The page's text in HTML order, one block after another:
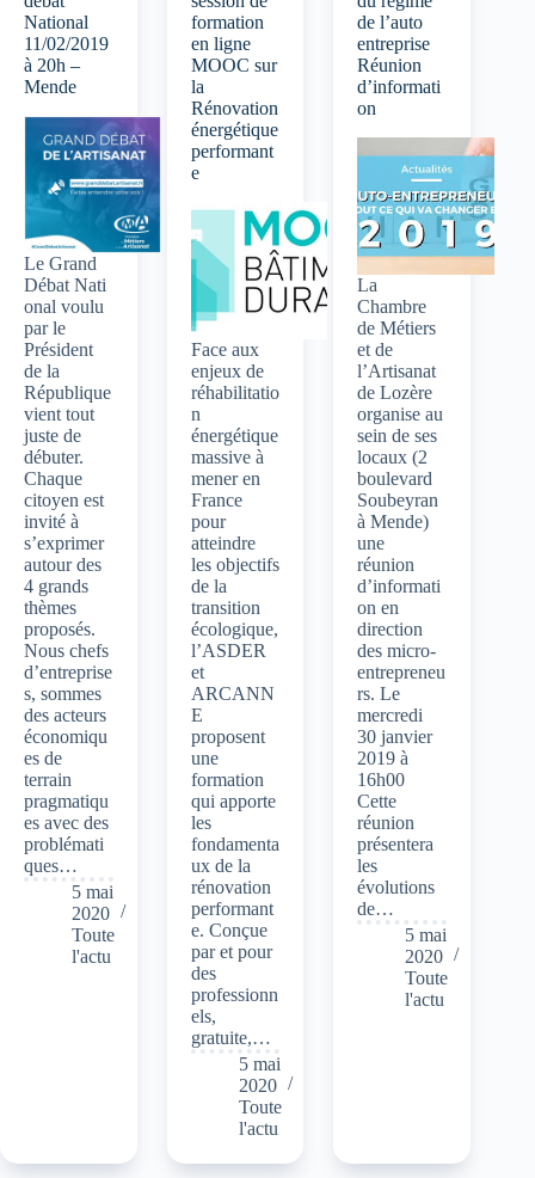
National
11/02/2019
à 20h –
Mende
Le Grand
Débat Nati
onal voulu
par le
Président
de la
République
vient tout
juste de
débuter.
Chaque
citoyen est
invité à
s’exprimer
autour des
4 grands
thèmes
proposés.
Nous chefs
d’entreprise
s, sommes
des acteurs
économiqu
es de
terrain
pragmatiqu
es avec des
problémati
ques…
5 mai
2020
Toute
l'actu
formation
en ligne
MOOC sur
la
Rénovation
énergétique
performant
e
Face aux
enjeux de
réhabilitatio
n
énergétique
massive à
mener en
France
pour
atteindre
les objectifs
de la
transition
écologique,
l’ASDER
et
ARCANN
E
proposent
une
formation
qui apporte
les
fondamenta
ux de la
rénovation
performant
e. Conçue
par et pour
des
professionn
els,
gratuite,…
5 mai
2020
Toute
l'actu
de l’auto
entreprise
Réunion
d’informati
on
La
Chambre
de Métiers
et de
l’Artisanat
de Lozère
organise au
sein de ses
locaux (2
boulevard
Soubeyran
à Mende)
une
réunion
d’informati
on en
direction
des micro-
entrepreneu
rs. Le
mercredi
30 janvier
2019 à
16h00
Cette
réunion
présentera
les
évolutions
de…
5 mai
2020
Toute
l'actu